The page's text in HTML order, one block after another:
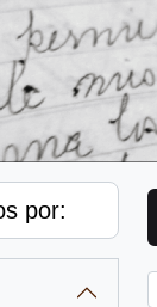
por: